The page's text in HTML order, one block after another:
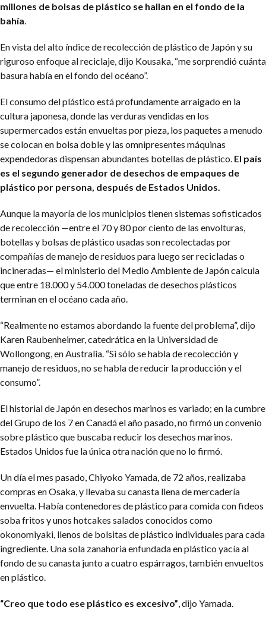
millones de bolsas de plástico se hallan en el fondo de la
bahía.
En vista del alto índice de recolección de plástico de Japón y su
riguroso enfoque al reciclaje, dijo Kousaka, “me sorprendió cuánta
basura había en el fondo del océano”.
El consumo del plástico está profundamente arraigado en la
cultura japonesa, donde las verduras vendidas en los
supermercados están envueltas por pieza, los paquetes a menudo
se colocan en bolsa doble y las omnipresentes máquinas
expendedoras dispensan abundantes botellas de plástico. El país
es el segundo generador de desechos de empaques de
plástico por persona, después de Estados Unidos.
Aunque la mayoría de los municipios tienen sistemas sofisticados
de recolección —entre el 70 y 80 por ciento de las envolturas,
botellas y bolsas de plástico usadas son recolectadas por
compañías de manejo de residuos para luego ser recicladas o
incineradas— el ministerio del Medio Ambiente de Japón calcula
que entre 18.000 y 54.000 toneladas de desechos plásticos
terminan en el océano cada año.
“Realmente no estamos abordando la fuente del problema”, dijo
Karen Raubenheimer, catedrática en la Universidad de
Wollongong, en Australia. “Si sólo se habla de recolección y
manejo de residuos, no se habla de reducir la producción y el
consumo”.
El historial de Japón en desechos marinos es variado; en la cumbre
del Grupo de los 7 en Canadá el año pasado, no firmó un convenio
sobre plástico que buscaba reducir los desechos marinos.
Estados Unidos fue la única otra nación que no lo firmó.
Un día el mes pasado, Chiyoko Yamada, de 72 años, realizaba
compras en Osaka, y llevaba su canasta llena de mercadería
envuelta. Había contenedores de plástico para comida con fideos
soba fritos y unos hotcakes salados conocidos como
okonomiyaki, llenos de bolsitas de plástico individuales para cada
ingrediente. Una sola zanahoria enfundada en plástico yacía al
fondo de su canasta junto a cuatro espárragos, también envueltos
en plástico.
“Creo que todo ese plástico es excesivo”, dijo Yamada.